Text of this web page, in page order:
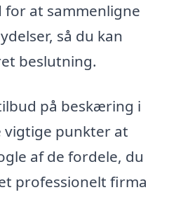
at sammenligne
så du kan
beslutning.
på beskæring i
vigtige punkter at
af de fordele, du
professionelt firma